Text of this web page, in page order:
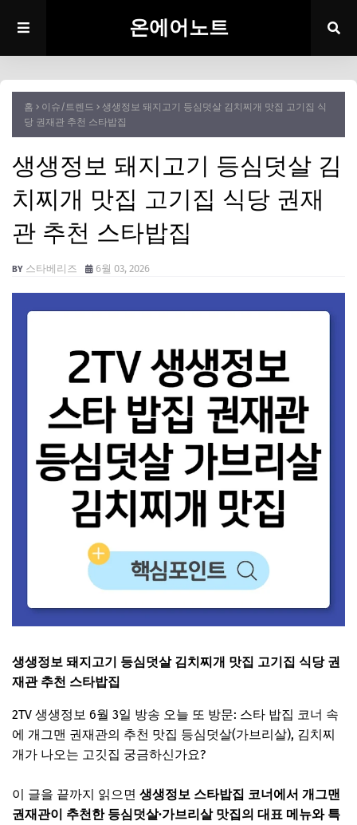
온에어노트
홈 이슈/트렌드
생생정보 돼지고기 등심덧살 김치찌개 맛집 고기집 식
당 권재관 추천 스타밥집
생생정보 돼지고기 등심덧살 김
치찌개 맛집 고기집 식당 권재
관 추천 스타밥집
스타베리즈 6월 03, 2026
생생정보 돼지고기 등심덧살 김치찌개 맛집 고기집 식당 권
재관 추천 스타밥집
2TV 생생정보 6월 3일 방송 오늘 또 방문: 스타 밥집 코너 속
에 개그맨 권재관의 추천 맛집 등심덧살(가브리살), 김치찌
개가 나오는 고깃집 궁금하신가요?
이 글을 끝까지 읽으면 생생정보 스타밥집 코너에서 개그맨
권재관이 추천한 등심덧살·가브리살 맛집의 대표 메뉴와 특